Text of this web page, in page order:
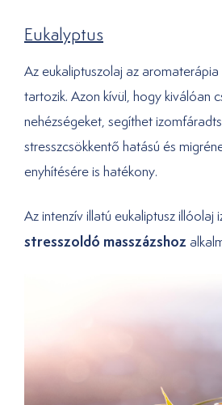
Eukalyptus
Az eukaliptuszolaj az
tartozik. Azon kívül, hogy kiválóan
nehézségeket, segíthet
stresszcsökkentő hatású és
enyhítésére is hatékony.
Az intenzív illatú eukaliptusz illóolaj
stresszoldó masszázshoz